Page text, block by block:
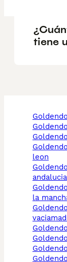
tiene
goldendoodle castilla y
leon
goldendoodle
andalucia
goldendoodle castilla
la
goldendoodle rivas
goldendoodle